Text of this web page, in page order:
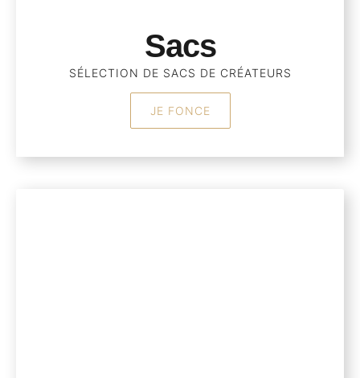
Sacs
SÉLECTION DE SACS DE CRÉATEURS
JE FONCE